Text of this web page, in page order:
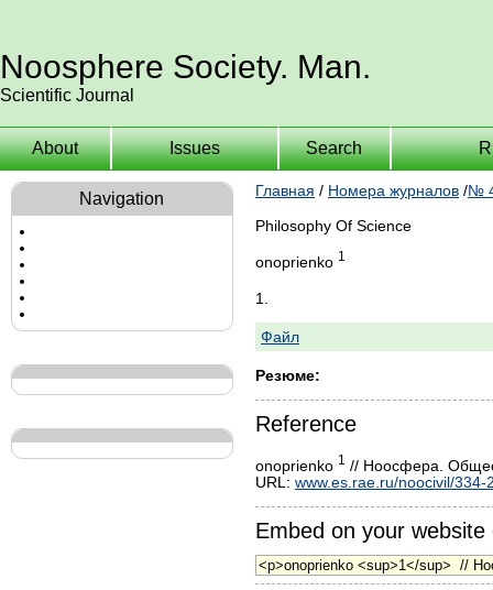
Noosphere Society. Man.
Scientific Journal
About Issues Search
Navigation Главная / Номера журналов /№
Philosophy Of Science
onoprienko 1
1.
Файл
Резюме:
Reference
onoprienko 1 // Ноосфера.
URL: www.es.rae.ru/noocivil/334-
Embed on your website